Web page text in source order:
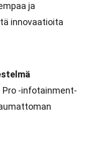
ja
innovaatioita
Pro -infotainment-